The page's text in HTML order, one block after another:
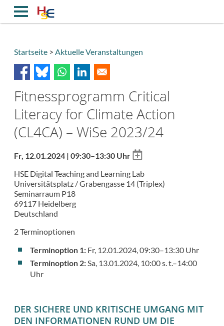
Inhalt
Breadcrumb
Startseite Aktuelle Veranstaltungen
Fitnessprogramm Critical
Literacy for Climate Action
(CL4CA) – WiSe 2023/24
Fr, 12.01.2024 | 09:30–13:30 Uhr Add
calendar
HSE Digital Teaching and Learning Lab
Universitätsplatz / Grabengasse 14 (Triplex)
Seminarraum P18
69117 Heidelberg
Deutschland
2 Terminoptionen
Terminoption 1: Fr, 12.01.2024, 09:30–13:30 Uhr
Terminoption 2:Sa, 13.01.2024, 10:00 s. t.–14:00
Uhr
DER SICHERE UND KRITISCHE UMGANG MIT
DEN INFORMATIONEN RUND UM DIE